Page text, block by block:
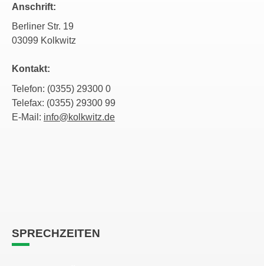
Anschrift:
Berliner Str. 19
03099 Kolkwitz
Kontakt:
Telefon: (0355) 29300 0
Telefax: (0355) 29300 99
E-Mail: info@kolkwitz.de
SPRECHZEITEN